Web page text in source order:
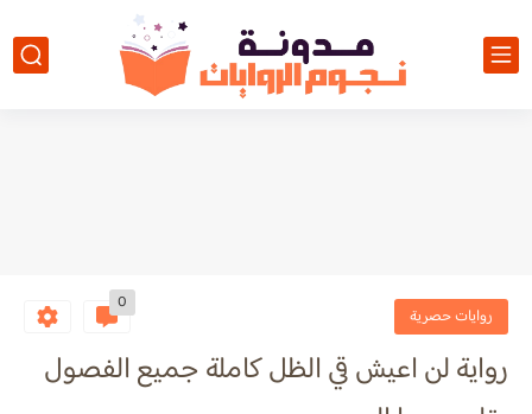
روايات حصرية
0
رواية لن اعيش قي الظل كاملة جميع الفصول